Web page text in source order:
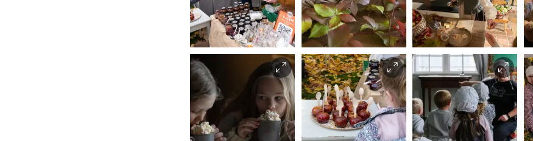
Beate
Kjørslevik
Beate
Kjørslevik
Beate
Kjørslevik